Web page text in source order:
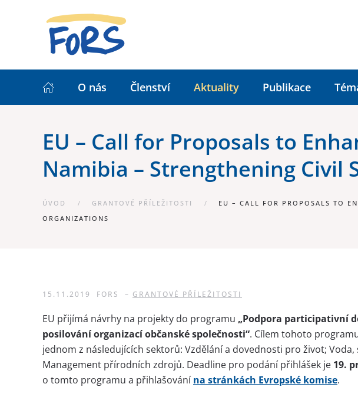
O nás Členství Aktuality Publikace
EU – Call for Proposals to
Namibia – Strengthening Civil
ÚVOD GRANTOVÉ PŘÍLEŽITOSTI
EU – CALL FOR PROPOSALS TO
ORGANIZATIONS
15.11.2019 FORS – GRANTOVÉ PŘÍLEŽITOSTI
EU přijímá návrhy na projekty do programu „Podpora participativní
posilování organizací občanské společnosti“. Cílem tohoto
jednom z následujících sektorů: Vzdělání a dovednosti pro život; Voda,
Management přírodních zdrojů. Deadline pro podání přihlášek je 19.
o tomto programu a přihlašovánína stránkách Evropské komise.